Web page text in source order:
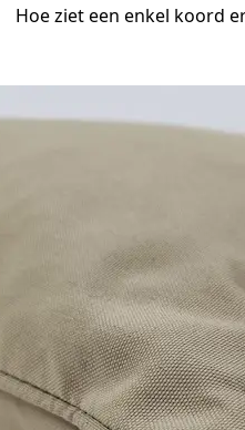
Hoe ziet een enkel koord